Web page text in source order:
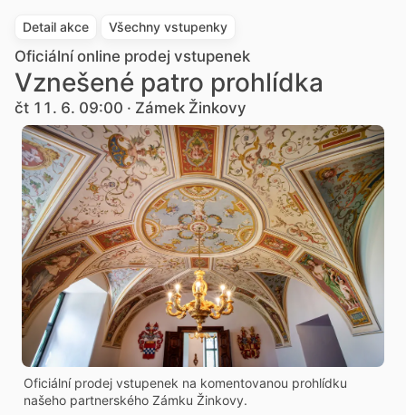
Detail akce Všechny vstupenky
Oficiální online prodej vstupenek
Vznešené patro prohlídka
čt 11. 6. 09:00 · Zámek Žinkovy
Oficiální prodej vstupenek na komentovanou prohlídku
našeho partnerského Zámku Žinkovy.